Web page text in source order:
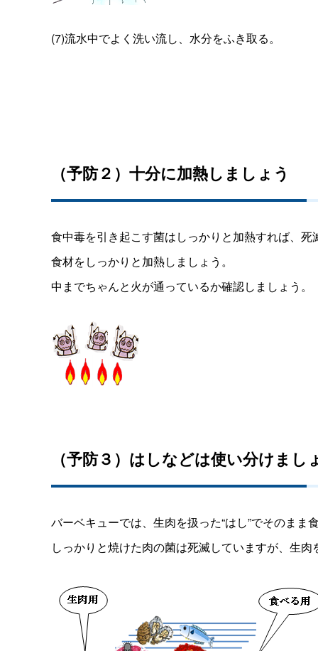
(7)流水中でよく洗い流し、水分をふき取る。
（予防２）十分に加熱しましょう
食中毒を引き起こす菌はしっかりと加熱すれば、死
食材をしっかりと加熱しましょう。
中までちゃんと火が通っているか確認しましょう。
（予防３）はしなどは使い分けまし
バーベキューでは、生肉を扱った“はし”でそのまま
しっかりと焼けた肉の菌は死滅していますが、生肉